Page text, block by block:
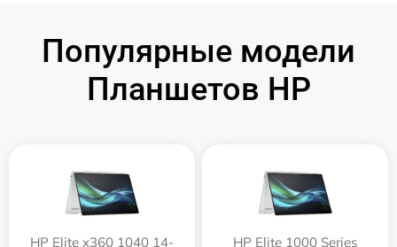
Популярные модели
Планшетов HP
HP Elite x360 1040 14-
HP Elite 1000 Series